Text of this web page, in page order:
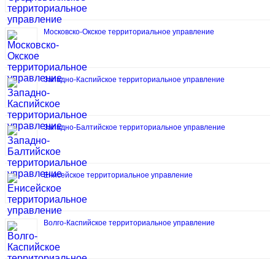
Московско-Окское территориальное управление
Западно-Каспийское территориальное управление
Западно-Балтийское территориальное управление
Енисейское территориальное управление
Волго-Каспийское территориальное управление